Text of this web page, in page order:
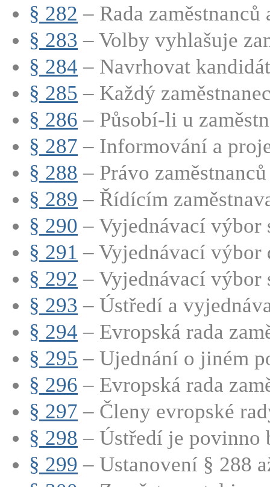
§ 282 – Rada zaměstnanců
§ 283 – Volby vyhlašuje
§ 284 – Navrhovat
§ 285 – Každý
§ 286 – Působí-li u
§ 287 – Informování a
§ 288 – Právo
§ 289 – Řídícím
§ 290 – Vyjednávací výbor
§ 291 – Vyjednávací výbor
§ 292 – Vyjednávací výbor
§ 293 – Ústředí a
§ 294 – Evropská rada
§ 295 – Ujednání o jiném
§ 296 – Evropská rada
§ 297 – Členy evropské
§ 298 – Ústředí je povinno
§ 299 – Ustanovení § 288